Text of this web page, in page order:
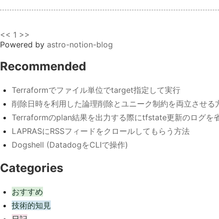
<< 1 >>
Powered by astro-notion-blog
Recommended
Terraformでファイル単位でtarget指定して実行
削除日時を利用した論理削除とユニーク制約を両立させる
Terraformのplan結果を出力する際にtfstate更新のログを
LAPRASにRSSフィードをクロールしてもらう方法
Dogshell (DatadogをCLIで操作)
Categories
おすすめ
技術的知見